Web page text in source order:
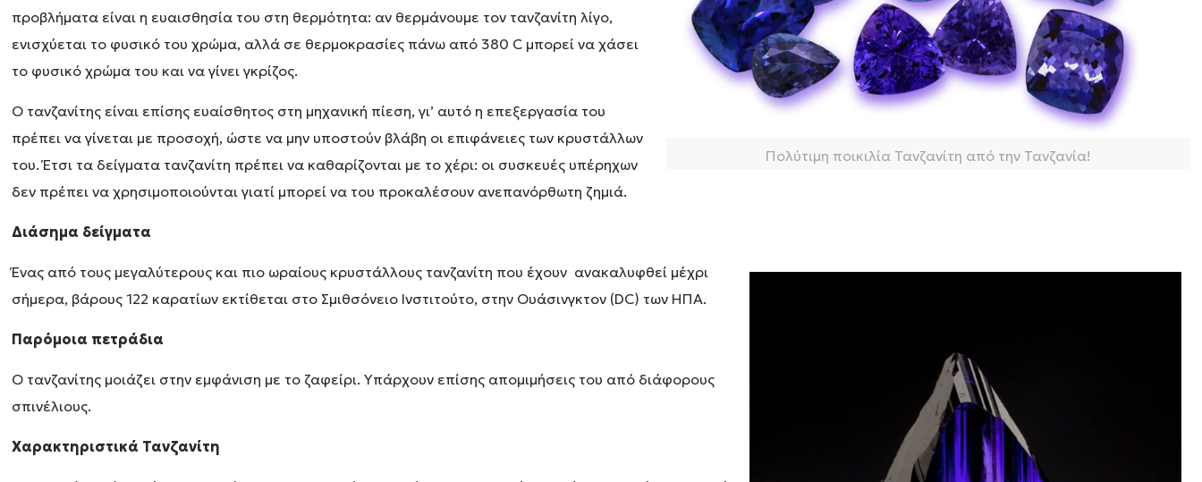
Πολύτιμη ποικιλία Τανζανίτη από την Τανζανία!
προβλήματα είναι η ευαισθησία του στη θερμότητα: αν θερμάνουμε τον τανζανίτη λίγο,
ενισχύεται το φυσικό του χρώμα, αλλά σε θερμοκρασίες πάνω από 380 C μπορεί να χάσει
το φυσικό χρώμα του και να γίνει γκρίζος.
Ο τανζανίτης είναι επίσης ευαίσθητος στη μηχανική πίεση, γι’ αυτό η επεξεργασία του
πρέπει να γίνεται με προσοχή, ώστε να μην υποστούν βλάβη οι επιφάνειες των κρυστάλλων
του. Έτσι τα δείγματα τανζανίτη πρέπει να καθαρίζονται με το χέρι: οι συσκευές υπέρηχων
δεν πρέπει να χρησιμοποιούνται γιατί μπορεί να του προκαλέσουν ανεπανόρθωτη ζημιά.
Διάσημα δείγματα
Ένας από τους μεγαλύτερους και πιο ωραίους κρυστάλλους τανζανίτη που έχουν ανακαλυφθεί μέχρι
σήμερα, βάρους 122 καρατίων εκτίθεται στο Σμιθσόνειο Ινστιτούτο, στην Ουάσινγκτον (DC) των ΗΠΑ.
Παρόμοια πετράδια
Ο τανζανίτης μοιάζει στην εμφάνιση με το ζαφείρι. Υπάρχουν επίσης απομιμήσεις του από διάφορους
σπινέλιους.
Χαρακτηριστικά Τανζανίτη